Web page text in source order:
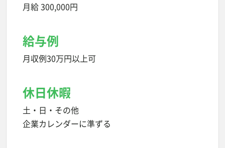
月給 300,000円
給与例
月収例30万円以上可
休日休暇
土・日・その他
企業カレンダーに準ずる